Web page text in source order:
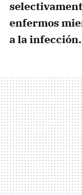
enfermos
a la infección.